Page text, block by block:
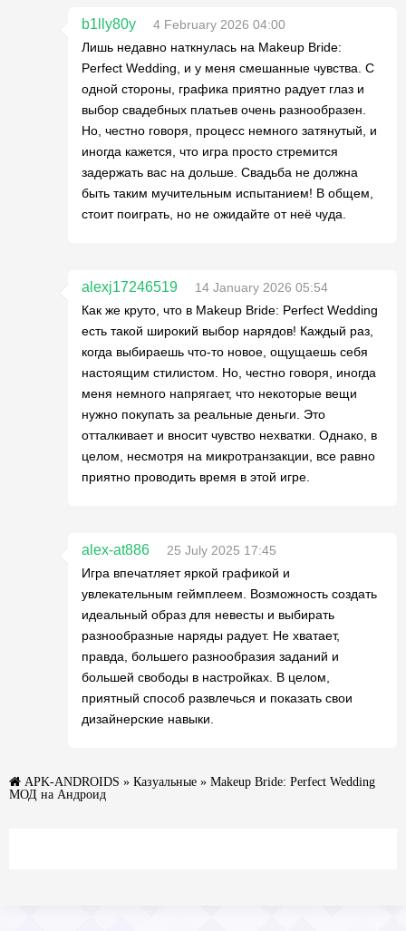
b1lly80y
4 February 2026 04:00
Лишь недавно наткнулась на Makeup Bride:
Perfect Wedding, и у меня смешанные чувства. С
одной стороны, графика приятно радует глаз и
выбор свадебных платьев очень разнообразен.
Но, честно говоря, процесс немного затянутый, и
иногда кажется, что игра просто стремится
задержать вас на дольше. Свадьба не должна
быть таким мучительным испытанием! В общем,
стоит поиграть, но не ожидайте от неё чуда.
alexj17246519
14 January 2026 05:54
Как же круто, что в Makeup Bride: Perfect Wedding
есть такой широкий выбор нарядов! Каждый раз,
когда выбираешь что-то новое, ощущаешь себя
настоящим стилистом. Но, честно говоря, иногда
меня немного напрягает, что некоторые вещи
нужно покупать за реальные деньги. Это
отталкивает и вносит чувство нехватки. Однако, в
целом, несмотря на микротранзакции, все равно
приятно проводить время в этой игре.
alex-at886
25 July 2025 17:45
Игра впечатляет яркой графикой и
увлекательным геймплеем. Возможность создать
идеальный образ для невесты и выбирать
разнообразные наряды радует. Не хватает,
правда, большего разнообразия заданий и
большей свободы в настройках. В целом,
приятный способ развлечься и показать свои
дизайнерские навыки.
APK-ANDROIDS » Казуальные » Makeup Bride: Perfect Wedding
МОД на Андроид